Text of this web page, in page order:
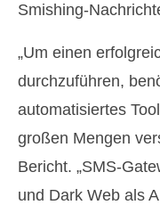
Smishing-
„Um einen
durchzuführen,
automatisiertes
großen Mengen
Bericht. „SMS-
und Dark Web als